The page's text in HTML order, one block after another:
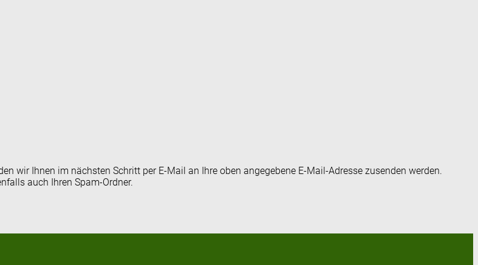
wir Ihnen im nächsten Schritt per E-Mail an Ihre oben angegebene E-Mail-Adresse zusenden werden.
auch Ihren Spam-Ordner.